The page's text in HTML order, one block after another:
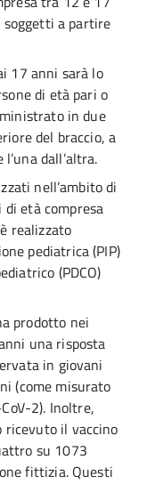
a partire
17 anni sarà lo
di età pari o
in due
del braccio, a
dall’altra.
nell’ambito di
età compresa
realizzato
pediatrica (PIP)
(PDCO)
prodotto nei
una risposta
in giovani
(come misurato
2). Inoltre,
ricevuto il vaccino
su 1073
fittizia. Questi